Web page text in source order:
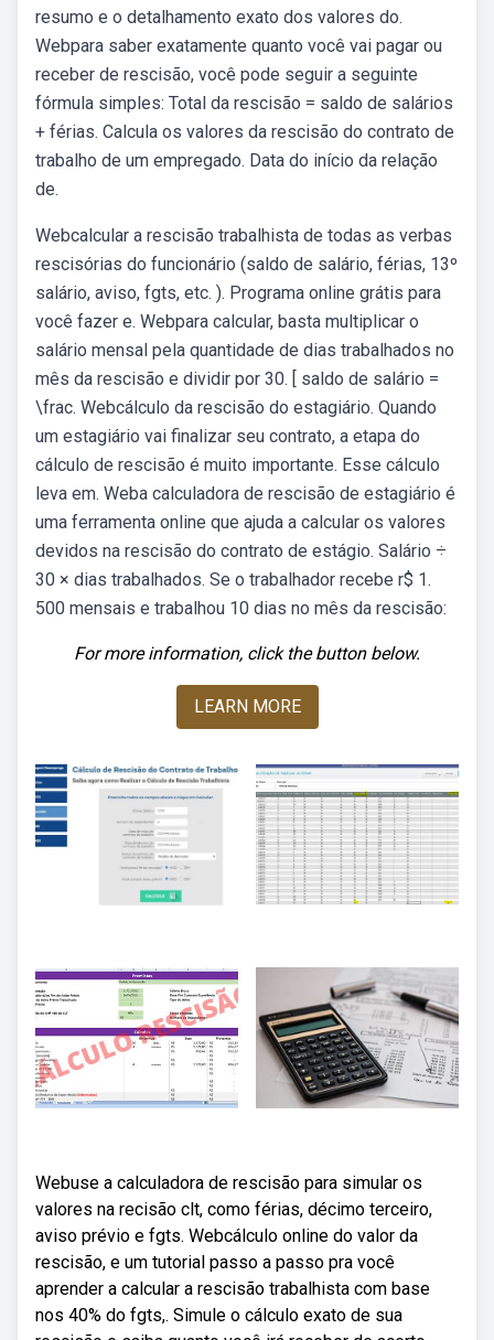
resumo e o detalhamento exato dos valores do.
Webpara saber exatamente quanto você vai pagar ou
receber de rescisão, você pode seguir a seguinte
fórmula simples: Total da rescisão = saldo de salários
+ férias. Calcula os valores da rescisão do contrato de
trabalho de um empregado. Data do início da relação
de.
Webcalcular a rescisão trabalhista de todas as verbas
rescisórias do funcionário (saldo de salário, férias, 13º
salário, aviso, fgts, etc. ). Programa online grátis para
você fazer e. Webpara calcular, basta multiplicar o
salário mensal pela quantidade de dias trabalhados no
mês da rescisão e dividir por 30. [ saldo de salário =
\frac. Webcálculo da rescisão do estagiário. Quando
um estagiário vai finalizar seu contrato, a etapa do
cálculo de rescisão é muito importante. Esse cálculo
leva em. Weba calculadora de rescisão de estagiário é
uma ferramenta online que ajuda a calcular os valores
devidos na rescisão do contrato de estágio. Salário ÷
30 × dias trabalhados. Se o trabalhador recebe r$ 1.
500 mensais e trabalhou 10 dias no mês da rescisão:
For more information, click the button below.
LEARN MORE
Webuse a calculadora de rescisão para simular os
valores na recisão clt, como férias, décimo terceiro,
aviso prévio e fgts. Webcálculo online do valor da
rescisão, e um tutorial passo a passo pra você
aprender a calcular a rescisão trabalhista com base
nos 40% do fgts,. Simule o cálculo exato de sua